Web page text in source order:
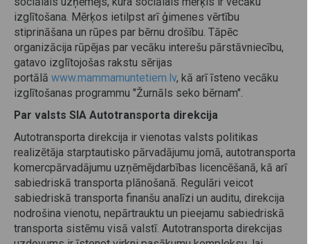
izglītošana. Mērķos ietilpst arī ģimenes vērtību
stiprināšana un rūpes par bērnu drošību. Tāpēc
organizācija rūpējas par vecāku interešu pārstāvniecību,
gatavo izglītojošas rakstu sērijas
portālā www.mammamuntetiem.lv, kā arī īsteno vecāku
izglītošanas programmu "Žurnāls seko bērnam".
Par valsts SIA Autotransporta direkcija
Autotransporta direkcija ir vienotas valsts politikas
realizētāja starptautisko pārvadājumu jomā, autotransporta
komercpārvadājumu uzņēmējdarbības licencēšanā, kā arī
sabiedriskā transporta plānošanā. Regulāri veicot
sabiedriskā transporta finanšu analīzi un auditu, direkcija
nodrošina vienotu, nepārtrauktu un pieejamu sabiedriskā
transporta sistēmu visā valstī. Autotransporta direkcijas